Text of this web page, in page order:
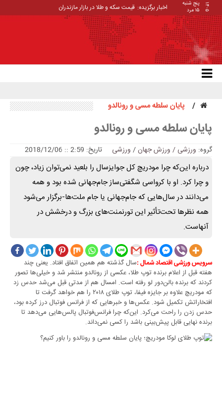
۱۴۰۵
پنج شنبه
۱۵ مرد
اخبار برگزیده: قیمت سکه و طلا در بازار مازندران
پایان سلطه مسی و رونالدو
پایان سلطه مسی و رونالدو
گروه: ورزشی / ورزش جهان/ ورزشی تاریخ: 2:59 :: 2018/12/06
درباره این‌که چرا مودریچ کل جوایز‌سال را بلعید نمی‌توان زیاد، چون
و چرا کرد. او با ‏کرواسی شگفتی‌ساز جام‌جهانی شده بود و همه
می‌دانند در سال‌هایی که جام‌جهانی یا جام ‏ملت‌ها-برگزار می‌شود
همه نظر‌ها تحت‌تأثیر این تورنمنت‌های بزرگ و درخشش در
آنهاست. ‏
سرویس ورزشی اقتصاد شمال :سال گذشته هم همین اتفاق افتاد. یعنی چند
هفته قبل از اعلام برنده توپ طلا، ‏عکسی از رونالدو منتشر شد و خیلی‌ها تصور
کردند که برنده بالن‌دور لو رفته است. امسال هم ‏از مدتی قبل می‌شد حدس زد
که مودریچ علاوه بر جایزه فیفا، توپ طلای ٢٠١٨ را هم ‏خواهد گرفت تا
افتخاراتش تکمیل شود. عکس‌ها و خبر‌هایی که از فرانس فوتبال درز کرده ‏بود،
حدس زدن را راحت می‌کرد. این‌که چرا فرانس‌فوتبال پالس‌هایی می‌دهد تا
برنده نهایی ‏قابل پیش‌بینی باشد را کسی نمی‌داند.